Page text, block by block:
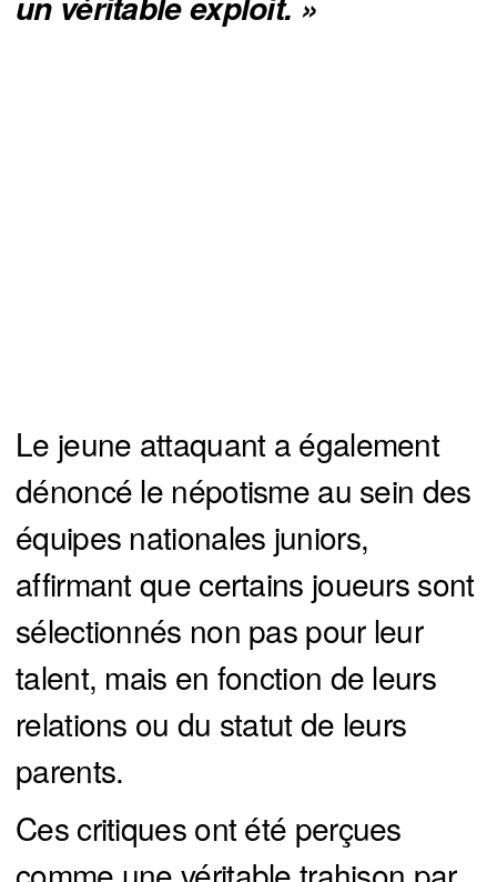
Le jeune attaquant a également
dénoncé le népotisme au sein des
équipes nationales juniors,
affirmant que certains joueurs sont
sélectionnés non pas pour leur
talent, mais en fonction de leurs
relations ou du statut de leurs
parents.
Ces critiques ont été perçues